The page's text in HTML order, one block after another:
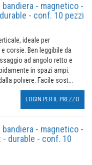
- magnetico -
- conf. 10 pezzi
ideale per
corsie. Ben leggibile da
ad angolo retto e
in spazi ampi.
polvere. Facile sost...
LOGIN PER IL PREZZO
- magnetico -
durable - conf. 10